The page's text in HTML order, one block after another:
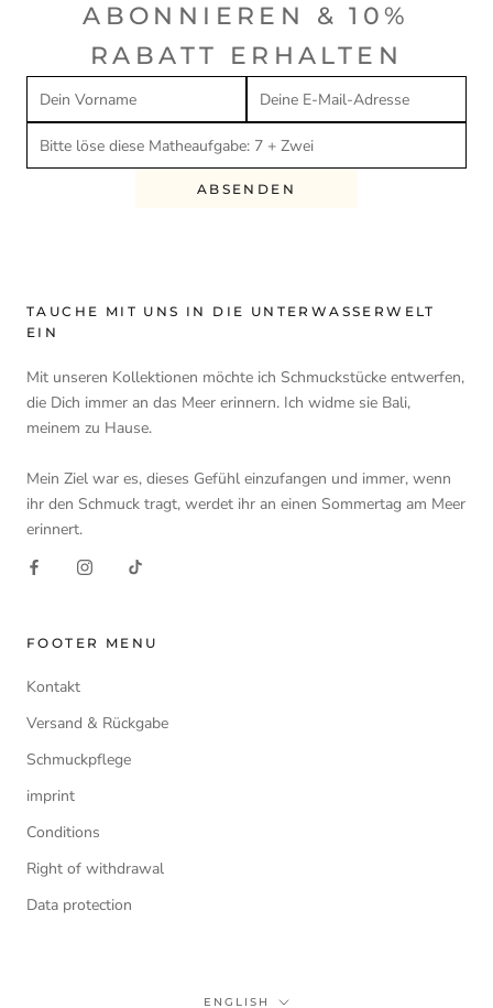
ABONNIEREN & 10%
RABATT ERHALTEN
ABSENDEN
TAUCHE MIT UNS IN DIE UNTERWASSERWELT
EIN
Mit unseren Kollektionen möchte ich Schmuckstücke entwerfen,
die Dich immer an das Meer erinnern. Ich widme sie Bali,
meinem zu Hause.
Mein Ziel war es, dieses Gefühl einzufangen und immer, wenn
ihr den Schmuck tragt, werdet ihr an einen Sommertag am Meer
erinnert.
FOOTER MENU
Kontakt
Versand & Rückgabe
Schmuckpflege
imprint
Conditions
Right of withdrawal
Data protection
Language
ENGLISH